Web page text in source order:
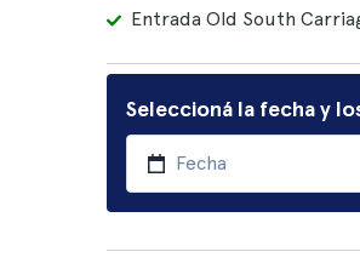
Entrada Old South
Seleccioná la fecha y